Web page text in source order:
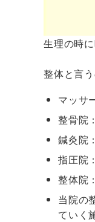
生理の時
整体と言
マッサ
整骨院
鍼灸院
指圧院
整体院
当院の
ていく